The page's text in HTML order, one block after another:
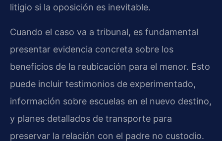
litigio si la oposición es inevitable.
Cuando el caso va a tribunal, es fundamental
presentar evidencia concreta sobre los
beneficios de la reubicación para el menor. Esto
puede incluir testimonios de experimentado,
información sobre escuelas en el nuevo destino,
y planes detallados de transporte para
preservar la relación con el padre no custodio.